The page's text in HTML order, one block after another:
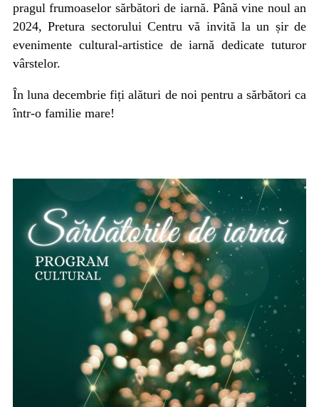
pragul frumoaselor sărbători de iarnă. Până vine noul an
2024, Pretura sectorului Centru vă invită la un șir de
evenimente cultural-artistice de iarnă dedicate tuturor
vârstelor.
În luna decembrie fiți alături de noi pentru a sărbători ca
într-o familie mare!